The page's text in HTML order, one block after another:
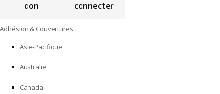
Skip
to
content
ADHÉSION & COUVERTURES
RECHERCHE
don connecter
Adhésion & Couvertures
Asie-Pacifique
Australie
Canada